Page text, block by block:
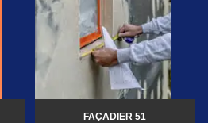
FAÇADIER 51